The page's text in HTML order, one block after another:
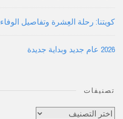
كويتنا: رحلة العِشرة وتفاصيل الوفاء
2026 عام جديد وبداية جديدة
تصنيفات
تصنيفات